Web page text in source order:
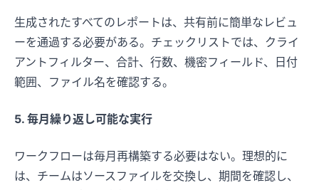
生成されたすべてのレポートは、共有前に簡単なレビュ
ーを通過する必要がある。チェックリストでは、クライ
アントフィルター、合計、行数、機密フィールド、日付
範囲、ファイル名を確認する。
5. 毎月繰り返し可能な実行
ワークフローは毎月再構築する必要はない。理想的に
は、チームはソースファイルを交換し、期間を確認し、